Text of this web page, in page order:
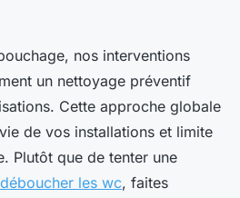
nos interventions
un nettoyage préventif
Cette approche globale
de vos installations et limite
Plutôt que de tenter une
les wc, faites